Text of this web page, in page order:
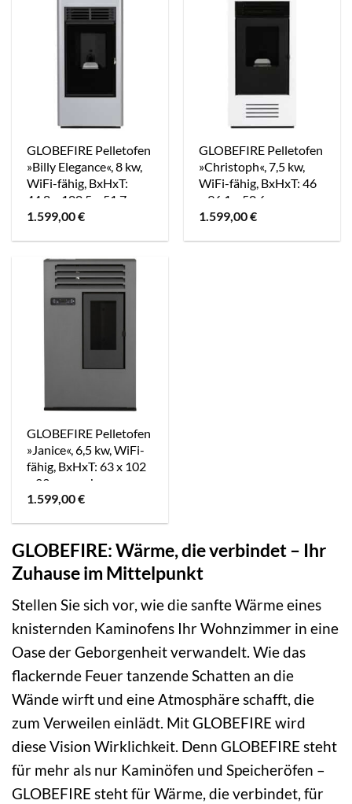
GLOBEFIRE Pelletofen
»Billy Elegance«, 8 kw,
WiFi-fähig, BxHxT:
44,8 x 100,5 x 51,7 cm
– grau
1.599,00€
GLOBEFIRE Pelletofen
»Christoph«, 7,5 kw,
WiFi-fähig, BxHxT: 46
x 96,1 x 50,6 cm –
weiss
1.599,00€
GLOBEFIRE Pelletofen
»Janice«, 6,5 kw, WiFi-
fähig, BxHxT: 63 x 102
x 23 cm – schwarz
1.599,00€
GLOBEFIRE: Wärme, die verbindet – Ihr
Zuhause im Mittelpunkt
Stellen Sie sich vor, wie die sanfte Wärme eines
knisternden Kaminofens Ihr Wohnzimmer in eine
Oase der Geborgenheit verwandelt. Wie das
flackernde Feuer tanzende Schatten an die
Wände wirft und eine Atmosphäre schafft, die
zum Verweilen einlädt. Mit GLOBEFIRE wird
diese Vision Wirklichkeit. Denn GLOBEFIRE steht
für mehr als nur Kaminöfen und Speicheröfen –
GLOBEFIRE steht für Wärme, die verbindet, für